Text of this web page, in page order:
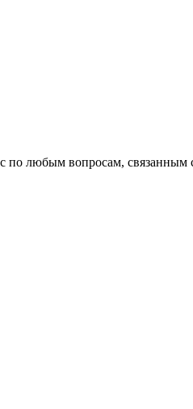
по любым вопросам,